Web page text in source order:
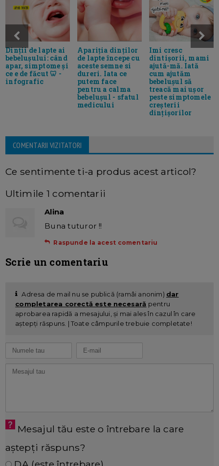
Dinții de lapte ai
bebelușului: când
apar, simptome și
ce e de făcut 🦷 -
infografic
Apariţia dinţilor
de lapte începe cu
aceste semne si
dureri. Iata ce
putem face
pentru a calma
bebeluşul - sfatul
medicului
Imi cresc
dintișorii, mami
ajută-mă. Iată
cum ajutăm
bebelușul să
treacă mai ușor
peste simptomele
creșterii
dințișorilor
COMENTARII VIZITATORI
Ce sentimente ti-a produs acest articol?
Ultimile 1 comentarii
Alina
Buna tuturor !!
Raspunde la acest comentariu
Scrie un comentariu
Adresa de mail nu se publică (ramâi anonim) dar
completarea corectă este necesară pentru
aprobarea rapidă a mesajului, și mai ales în cazul în care
aștepți răspuns. | Toate câmpurile trebuie completate!
Mesajul tău este o întrebare la care
aștepți răspuns?